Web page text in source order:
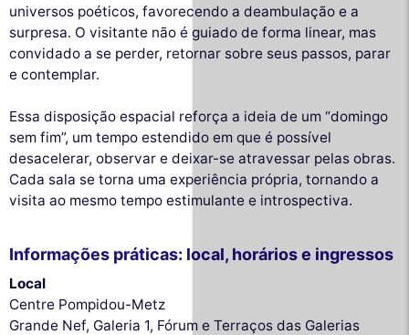
universos poéticos, favorecendo a deambulação e a
surpresa. O visitante não é guiado de forma linear, mas
convidado a se perder, retornar sobre seus passos, parar
e contemplar.
Essa disposição espacial reforça a ideia de um “domingo
sem fim”, um tempo estendido em que é possível
desacelerar, observar e deixar-se atravessar pelas obras.
Cada sala se torna uma experiência própria, tornando a
visita ao mesmo tempo estimulante e introspectiva.
Informações práticas: local, horários e ingressos
Local
Centre Pompidou-Metz
Grande Nef, Galeria 1, Fórum e Terraços das Galerias